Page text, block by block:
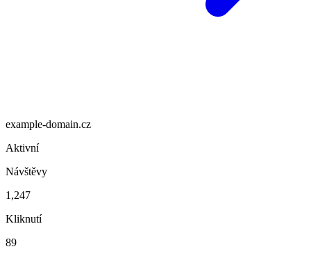
example-domain.cz
Aktivní
Návštěvy
1,247
Kliknutí
89